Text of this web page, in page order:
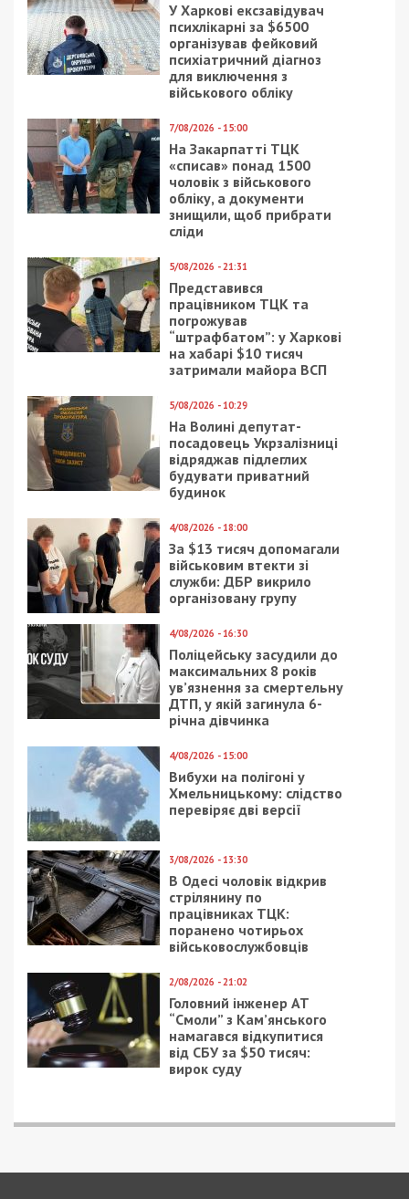
У Харкові ексзавідувач
психлікарні за $6500
організував фейковий
психіатричний діагноз
для виключення з
військового обліку
7/08/2026 - 15:00
На Закарпатті ТЦК
«списав» понад 1500
чоловік з військового
обліку, а документи
знищили, щоб прибрати
сліди
5/08/2026 - 21:31
Представився
працівником ТЦК та
погрожував
“штрафбатом”: у Харкові
на хабарі $10 тисяч
затримали майора ВСП
5/08/2026 - 10:29
На Волині депутат-
посадовець Укрзалізниці
відряджав підлеглих
будувати приватний
будинок
4/08/2026 - 18:00
За $13 тисяч допомагали
військовим втекти зі
служби: ДБР викрило
організовану групу
4/08/2026 - 16:30
Поліцейську засудили до
максимальних 8 років
ув’язнення за смертельну
ДТП, у якій загинула 6-
річна дівчинка
4/08/2026 - 15:00
Вибухи на полігоні у
Хмельницькому: слідство
перевіряє дві версії
3/08/2026 - 13:30
В Одесі чоловік відкрив
стрілянину по
працівниках ТЦК:
поранено чотирьох
військовослужбовців
2/08/2026 - 21:02
Головний інженер АТ
“Смоли” з Кам’янського
намагався відкупитися
від СБУ за $50 тисяч:
вирок суду